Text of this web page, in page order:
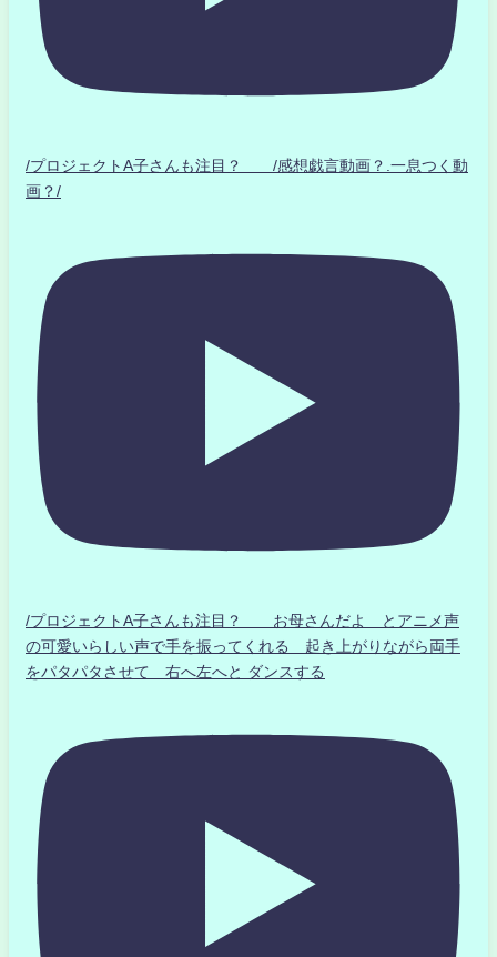
/プロジェクトA子さんも注目？ /感想戯言動画？.一息つく動
画？/
/プロジェクトA子さんも注目？ お母さんだよ とアニメ声
の可愛いらしい声で手を振ってくれる 起き上がりながら両手
をパタパタさせて 右へ左へと ダンスする